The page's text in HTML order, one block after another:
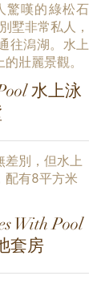
驚嘆的綠松石
墅非常私人，
往潟湖。水上
壯麗景觀。
水上泳
差別，但水上
配有8平方米
With Pool
套房